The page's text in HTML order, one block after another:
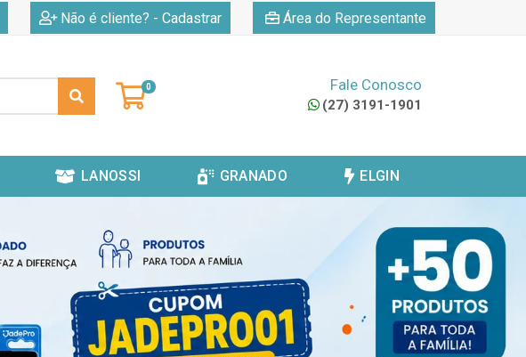
Não é cliente? - Cadastrar Área do Representante
0 Fale Conosco
(27) 3191-1901
LANOSSI GRANADO ELGIN